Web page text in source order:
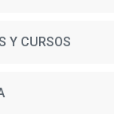
Y CURSOS